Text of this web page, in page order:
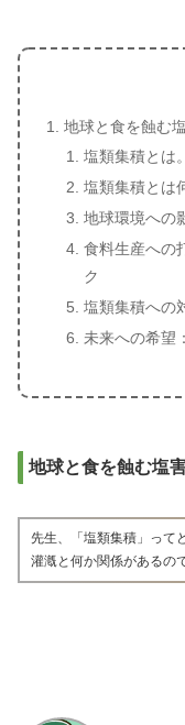
地球と食を蝕む
塩類集積とは。
塩類集積とは
地球環境への
食料生産への
ク
塩類集積への
未来への希望
地球と食を蝕む塩
先生、「塩類集積」って
灌漑と何か関係があるの